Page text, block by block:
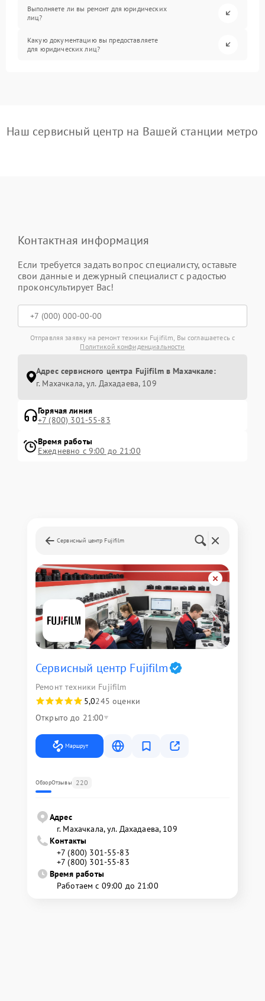
Выполняете ли вы ремонт для юридических
лиц?
Какую документацию вы предоставляете
для юридических лиц?
Наш сервисный центр на Вашей станции метро
Контактная информация
Если требуется задать вопрос специалисту, оставьте
свои данные и дежурный специалист с радостью
проконсультирует Вас!
Отправляя заявку на ремонт техники Fujifilm, Вы соглашаетесь с
Политикой конфиденциальности
Адрес сервисного центра Fujifilm в Махачкале:
г. Махачкала, ул. Дахадаева, 109
Горячая линия
+7 (800) 301-55-83
Время работы
Ежедневно с 9:00 до 21:00
Сервисный центр Fujifilm
Сервисный центр Fujifilm
Ремонт техники Fujifilm
5,0245 оценки
Открыто до 21:00
Маршрут
ОбзорОтзывы 220
Адрес
г. Махачкала, ул. Дахадаева, 109
Контакты
+7 (800) 301-55-83
+7 (800) 301-55-83
Время работы
Работаем с 09:00 до 21:00